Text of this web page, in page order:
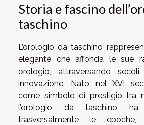
Storia e fascino
taschino
L’orologio da taschino
elegante che affonda le sue
orologio, attraversando
innovazione. Nato nel XVI
come simbolo di prestigio tra
l’orologio da taschino ha
trasversalmente le